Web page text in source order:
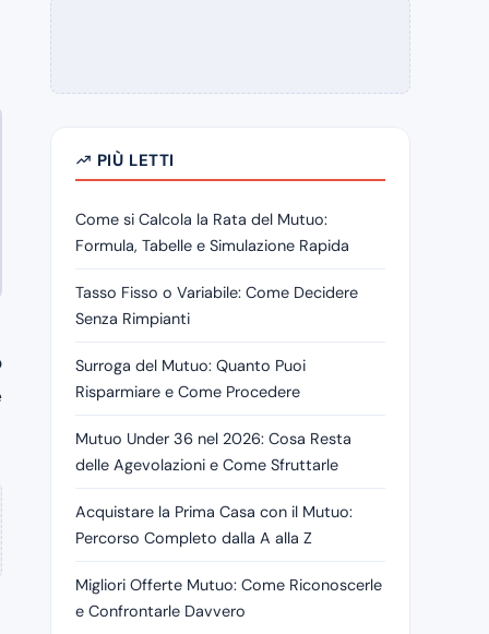
PIÙ LETTI
Come si Calcola la Rata del Mutuo:
Formula, Tabelle e Simulazione Rapida
Tasso Fisso o Variabile: Come Decidere
Senza Rimpianti
Surroga del Mutuo: Quanto Puoi
Risparmiare e Come Procedere
Mutuo Under 36 nel 2026: Cosa Resta
delle Agevolazioni e Come Sfruttarle
Acquistare la Prima Casa con il Mutuo:
Percorso Completo dalla A alla Z
Migliori Offerte Mutuo: Come Riconoscerle
e Confrontarle Davvero